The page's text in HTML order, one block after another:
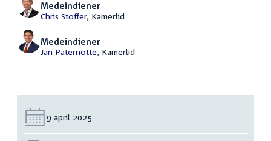
Medeindiener
Chris Stoffer, Kamerlid
Medeindiener
Jan Paternotte, Kamerlid
Datum:
9 april 2025